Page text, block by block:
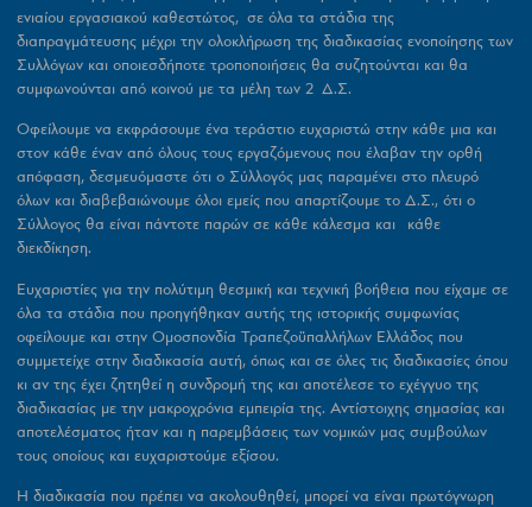
ενιαίου εργασιακού καθεστώτος, σε όλα τα στάδια της
διαπραγμάτευσης μέχρι την ολοκλήρωση της διαδικασίας ενοποίησης των
Συλλόγων και οποιεσδήποτε τροποποιήσεις θα συζητούνται και θα
συμφωνούνται από κοινού με τα μέλη των 2 Δ.Σ.
Οφείλουμε να εκφράσουμε ένα τεράστιο ευχαριστώ στην κάθε μια και
στον κάθε έναν από όλους τους εργαζόμενους που έλαβαν την ορθή
απόφαση, δεσμευόμαστε ότι ο Σύλλογός μας παραμένει στο πλευρό
όλων και διαβεβαιώνουμε όλοι εμείς που απαρτίζουμε το Δ.Σ., ότι ο
Σύλλογος θα είναι πάντοτε παρών σε κάθε κάλεσμα και κάθε
διεκδίκηση.
Ευχαριστίες για την πολύτιμη θεσμική και τεχνική βοήθεια που είχαμε σε
όλα τα στάδια που προηγήθηκαν αυτής της ιστορικής συμφωνίας
οφείλουμε και στην Ομοσπονδία Τραπεζοϋπαλλήλων Ελλάδος που
συμμετείχε στην διαδικασία αυτή, όπως και σε όλες τις διαδικασίες όπου
κι αν της έχει ζητηθεί η συνδρομή της και αποτέλεσε το εχέγγυο της
διαδικασίας με την μακροχρόνια εμπειρία της. Αντίστοιχης σημασίας και
αποτελέσματος ήταν και η παρεμβάσεις των νομικών μας συμβούλων
τους οποίους και ευχαριστούμε εξίσου.
Η διαδικασία που πρέπει να ακολουθηθεί, μπορεί να είναι πρωτόγνωρη